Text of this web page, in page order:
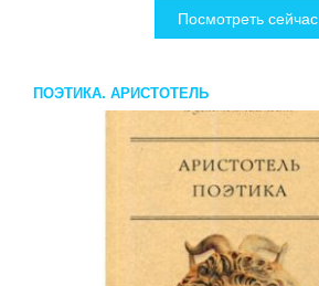
Посмотреть сейчас
ПОЭТИКА. АРИСТОТЕЛЬ